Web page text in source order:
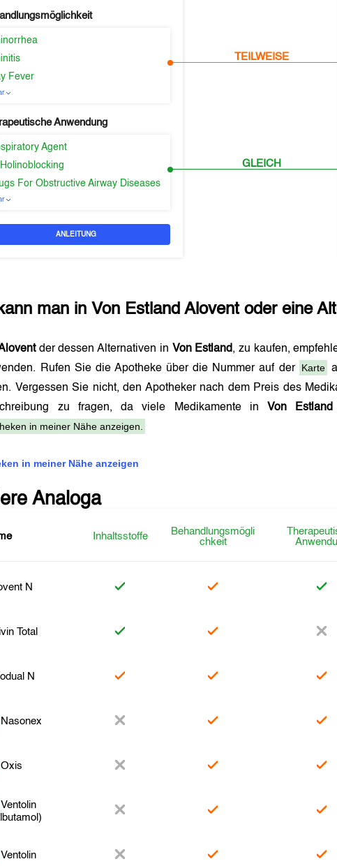
Fever
Anwendung
Agent
For Obstructive Airway Diseases
ANLEITUNG
TEILWEISE
GLEICH
man in Von Estland Aloventoder eine
der dessen Alternativen in Von Estland, zu kaufen,
Rufen Sie die Apotheke über die Nummer auf der Karte
Vergessen Sie nicht, den Apotheker nach dem Preis des
zu fragen, da viele Medikamente in Von Estland
in meiner Nähe anzeigen.
in meiner Nähe anzeigen
Analoga
Inhaltsstoffe
Behandlungsmögli
chkeit
N
Total
N
Nasonex
Oxis
Ventolin
Ventolin